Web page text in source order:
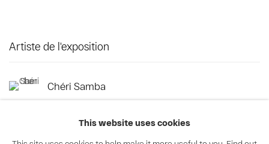
Artiste de l'exposition
Chéri Samba
This website uses cookies